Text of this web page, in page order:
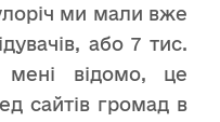
ми мали вже
або 7 тис.
мені відомо, це
сайтів громад в